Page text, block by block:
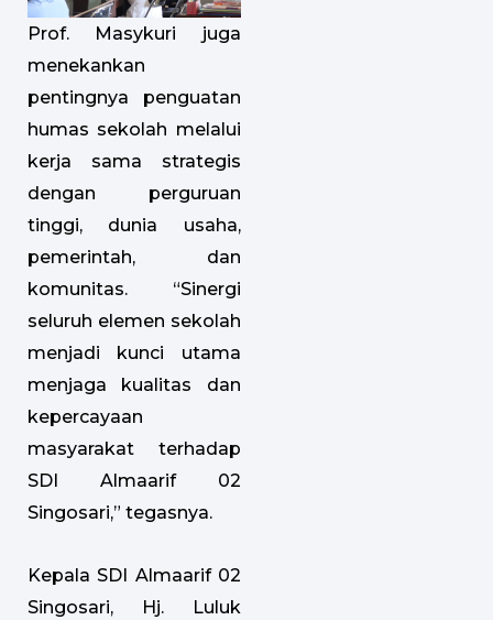
Prof. Masykuri juga
menekankan
pentingnya penguatan
humas sekolah melalui
kerja sama strategis
dengan perguruan
tinggi, dunia usaha,
pemerintah, dan
komunitas. “Sinergi
seluruh elemen sekolah
menjadi kunci utama
menjaga kualitas dan
kepercayaan
masyarakat terhadap
SDI Almaarif 02
Singosari,” tegasnya.
Kepala SDI Almaarif 02
Singosari, Hj. Luluk